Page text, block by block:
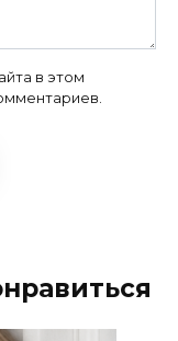
в этом